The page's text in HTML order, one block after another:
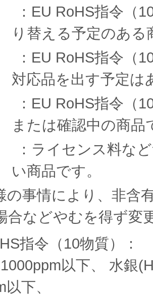
：EU RoHS指令（
り替える予定のある
：EU RoHS指令（
対応品を出す予定は
：EU RoHS指令（
または確認中の商品
：ライセンス料な
い商品です。
の事情により、非含
合などやむを得ず変
指令（10物質）：
以下、 水銀
下、